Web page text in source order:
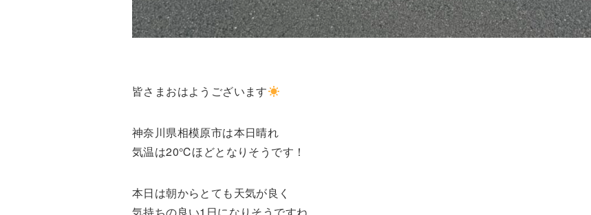
皆さまおはようございます
神奈川県相模原市は本日晴れ
気温は20℃ほどとなりそうです！
本日は朝からとても天気が良く